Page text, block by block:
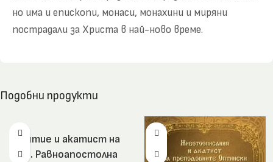
но има и епископи, монаси, монахини и миряни
пострадали за Христа в най-ново време.
Подобни продукти
Житие и акатист на
св. Равноапостолна